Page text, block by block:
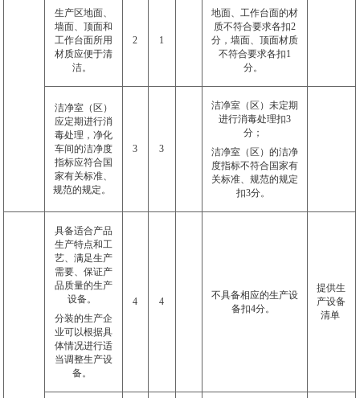
生产区地面、
墙面、顶面和
工作台面所用
材质应便于清
洁。
2 1
地面、工作台面的材
质不符合要求各扣2
分，墙面、顶面材质
不符合要求各扣1
分。
洁净室（区）
应定期进行消
毒处理，净化
车间的洁净度
指标应符合国
家有关标准、
规范的规定。
3 3
洁净室（区）未定期
进行消毒处理扣3
分；
洁净室（区）的洁净
度指标不符合国家有
关标准、规范的规定
扣3分。
具备适合产品
生产特点和工
艺、满足生产
需要、保证产
品质量的生产
设备。
分装的生产企
业可以根据具
体情况进行适
当调整生产设
备。
4 4
不具备相应的生产设
备扣4分。
提供生
产设备
清单